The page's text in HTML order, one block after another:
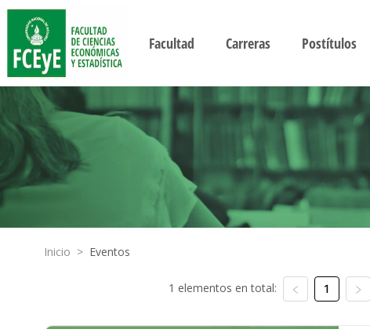
Facultad Carreras Postítulos
Inicio > Eventos
1 elementos en total: 1